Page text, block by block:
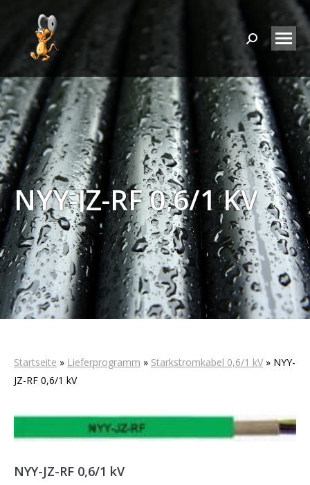
Search:
NYY-JZ-RF 0,6/1 KV
Startseite » Lieferprogramm » Starkstromkabel 0,6/1 kV » NYY-
JZ-RF 0,6/1 kV
NYY-JZ-RF 0,6/1 kV